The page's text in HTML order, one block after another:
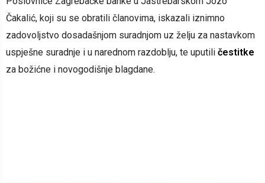
Čakalić, koji su se obratili članovima, iskazali iznimno
zadovoljstvo dosadašnjom suradnjom uz želju za nastavkom
uspješne suradnje i u narednom razdoblju, te uputili čestitke
za božićne i novogodišnje blagdane.